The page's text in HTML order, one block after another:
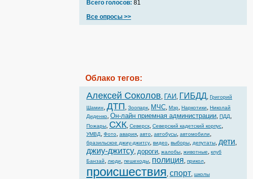
Всего голосов: 81
Все опросы >>
Облако тегов:
Алексей Соколов, ГАИ, ГИБДД, Григорий
Шамин, ДТП, Зоопарк, МЧС, Мэр, Наркотики, Николай
Диденко, Он-лайн приемная администрации, ПДД,
Пожары, СХК, Северск, Северский кадетский корпус,
УМВД, Фото, авария, авто, автобусы, автомобили,
бразильское джиу-джитсу, видео, выборы, депутаты, дети,
джиу-джитсу, дороги, жалобы, животные, клуб
Банзай, люди, пешеходы, полиция, прикол,
происшествия, спорт, школы